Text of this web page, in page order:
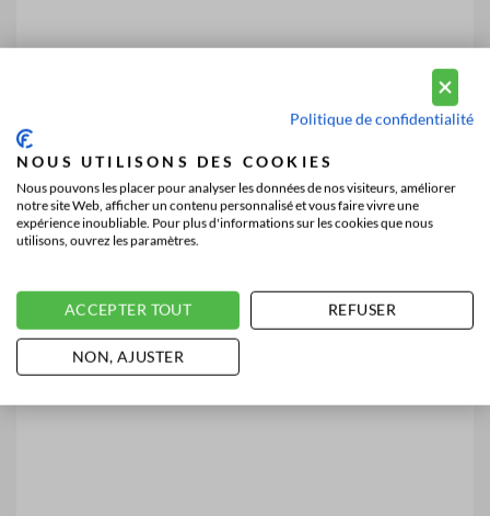
Politique de confidentialité
NOUS UTILISONS DES COOKIES
Nous pouvons les placer pour analyser les données de nos visiteurs, améliorer
notre site Web, afficher un contenu personnalisé et vous faire vivre une
expérience inoubliable. Pour plus d'informations sur les cookies que nous
utilisons, ouvrez les paramètres.
ACCEPTER TOUT REFUSER
NON, AJUSTER